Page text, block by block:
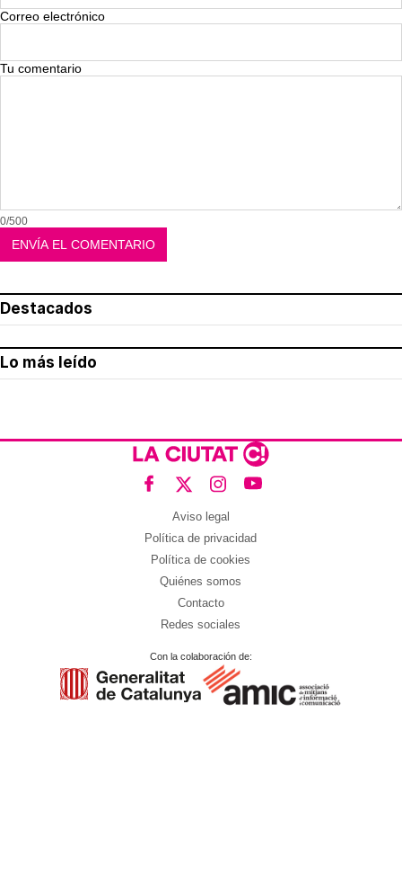
Correo electrónico
Tu comentario
0/500
Destacados
Lo más leído
Aviso legal
Política de privacidad
Política de cookies
Quiénes somos
Contacto
Redes sociales
Con la colaboración de: